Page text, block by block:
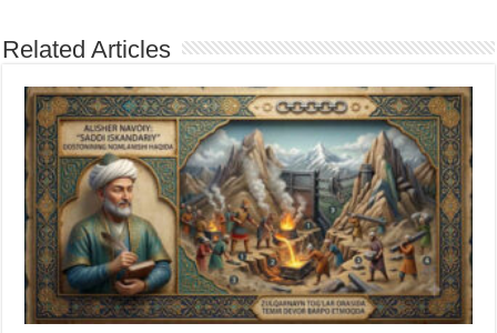
Related Articles